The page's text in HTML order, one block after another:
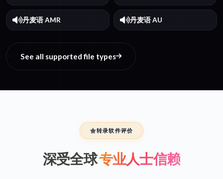
丹麦语 AMR 丹麦语 AU
See all supported file types
转录软件评价
深受全球专业人士信赖